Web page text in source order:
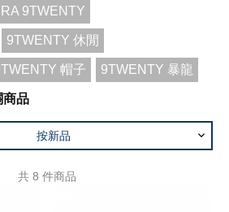
9TWENTY
9TWENTY 休閒
帽子 9TWENTY 暴龍
商品
按新品
共 8 件商品